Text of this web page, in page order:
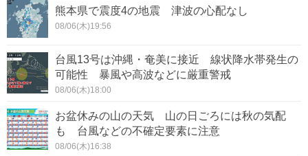
熊本県で震度4の地震 津波の心配なし
08/06(木)19:56
台風13号は沖縄・奄美に接近 線状降水帯発生の
可能性 暴風や高波などに厳重警戒
08/06(木)18:00
お盆休みの山の天気 山の日ごろには秋の気配
も 台風などの不確定要素に注意
08/06(木)16:38